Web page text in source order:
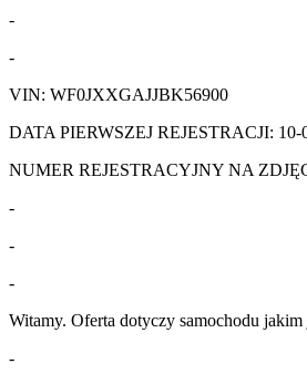
-
-
VIN: WF0JXXGAJJBK56900
DATA PIERWSZEJ REJESTRACJI: 10-
NUMER REJESTRACYJNY NA
-
-
-
Witamy. Oferta dotyczy samochodu
-